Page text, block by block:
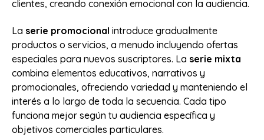
clientes, creando conexión emocional con la audiencia.
La serie promocional introduce gradualmente
productos o servicios, a menudo incluyendo ofertas
especiales para nuevos suscriptores. La serie mixta
combina elementos educativos, narrativos y
promocionales, ofreciendo variedad y manteniendo el
interés a lo largo de toda la secuencia. Cada tipo
funciona mejor según tu audiencia específica y
objetivos comerciales particulares.